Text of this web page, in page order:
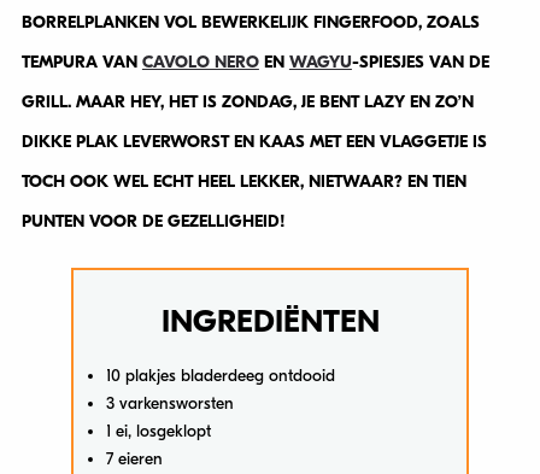
BORRELPLANKEN VOL BEWERKELIJK FINGERFOOD, ZOALS
TEMPURA VAN CAVOLO NEROEN WAGYU-SPIESJES VAN DE
GRILL. MAAR HEY, HET IS ZONDAG, JE BENT LAZY EN ZO’N
DIKKE PLAK LEVERWORST EN KAAS MET EEN VLAGGETJE IS
TOCH OOK WEL ECHT HEEL LEKKER, NIETWAAR? EN TIEN
PUNTEN VOOR DE GEZELLIGHEID!
INGREDIËNTEN
10 plakjes bladerdeeg ontdooid
3 varkensworsten
1 ei, losgeklopt
7 eieren